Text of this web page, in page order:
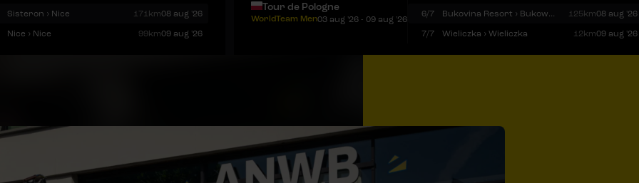
Sisteron › Nice 171km08 aug '26
Nice › Nice 99km09 aug '26
Tour de Pologne
WorldTeam Men03 aug '26 - 09 aug '26
6/7
Bukovina Resort › Bukowina Tatrzańska 125km08 aug '26
7/7
Wieliczka › Wieliczka 12km09 aug '26